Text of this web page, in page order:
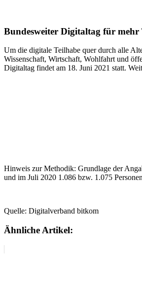
Bundesweiter Digitaltag für mehr
Um die digitale Teilhabe quer durch alle
Wissenschaft, Wirtschaft, Wohlfahrt und
Digitaltag findet am 18. Juni 2021 statt.
Hinweis zur Methodik: Grundlage der
und im Juli 2020 1.086 bzw. 1.075
Quelle: Digitalverband bitkom
Ähnliche Artikel: